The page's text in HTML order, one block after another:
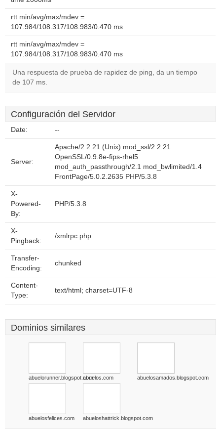
rtt min/avg/max/mdev =
107.984/108.317/108.983/0.470 ms
rtt min/avg/max/mdev =
107.984/108.317/108.983/0.470 ms
Una respuesta de prueba de rapidez de ping, da un tiempo
de 107 ms.
Configuración del Servidor
Date: --
Server:
Apache/2.2.21 (Unix) mod_ssl/2.2.21
OpenSSL/0.9.8e-fips-rhel5
mod_auth_passthrough/2.1 mod_bwlimited/1.4
FrontPage/5.0.2.2635 PHP/5.3.8
X-
Powered-
By:
PHP/5.3.8
X-
Pingback:
/xmlrpc.php
Transfer-
Encoding:
chunked
Content-
Type:
text/html; charset=UTF-8
Dominios similares
abuelorunner.blogspot.comabuelos.com abuelosamados.blogspot.com
abuelosfelices.com abueloshattrick.blogspot.com